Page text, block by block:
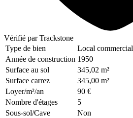
Vérifié par Trackstone
Type de bien
Local commercial
Année de construction 1950
Surface au sol
345,02 m²
Surface carrez
345,00 m²
Loyer/m²/an
90 €
Nombre d'étages
5
Sous-sol/Cave
Non